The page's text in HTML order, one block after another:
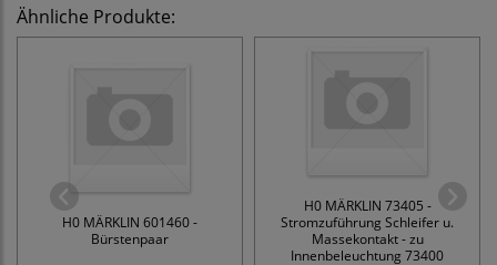
Ähnliche Produkte:
H0 MÄRKLIN 601460 -
Bürstenpaar
H0 MÄRKLIN 73405 -
Stromzuführung Schleifer u.
Massekontakt - zu
Innenbeleuchtung 73400